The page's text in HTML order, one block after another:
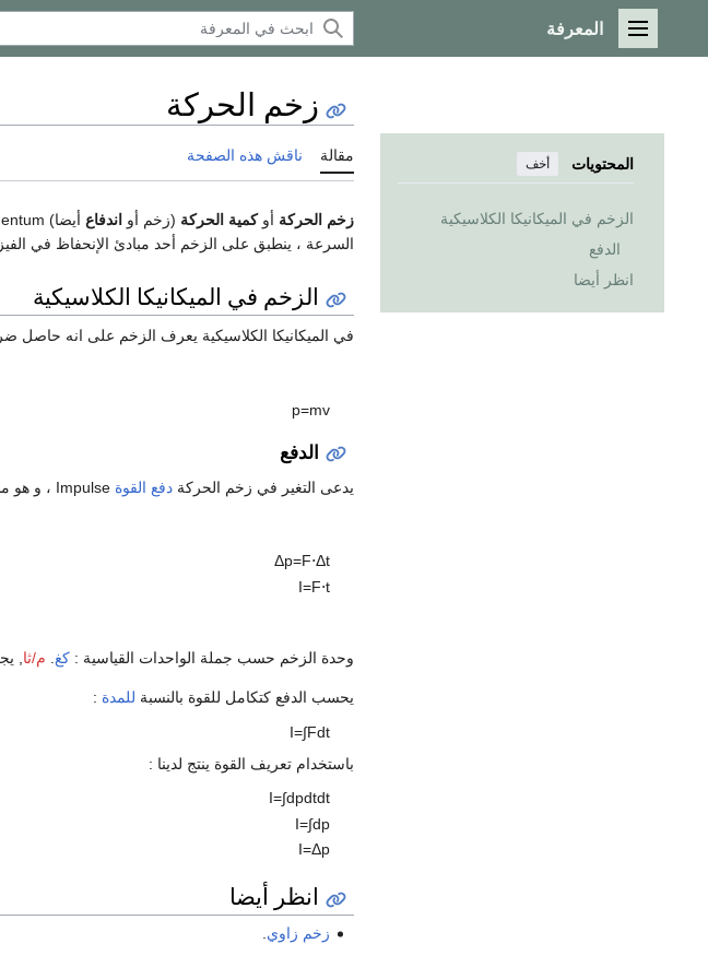
القائمة الرئيسية
المعرفة
المحتويات أخف
الزخم في الميكانيكا الكلاسيكية
الدفع
انظر أيضا
زخم الحركة
مقالة ناقش هذه الصفحة
زخم الحركة أوكمية الحركة (زخم أو اندفاع
السرعة ، ينطبق على الزخم أحد مبادئ الإنحفاظ في
الزخم في الميكانيكا الكلاسيكية
في الميكانيكا الكلاسيكية يعرف الزخم على انه حاصل
p=mv
الدفع
يدعى التغير في زخم الحركة دفع القوة
Δp=F⋅Δt
I=F⋅t
وحدة الزخم حسب جملة الواحدات القياسية : كغ م/ثا ,
يحسب الدفع كتكامل للقوة بالنسبة للمدة :
I=∫Fdt
باستخدام تعريف القوة ينتج لدينا :
I=∫dpdtdt
I=∫dp
I=Δp
انظر أيضا
زخم زاوي.